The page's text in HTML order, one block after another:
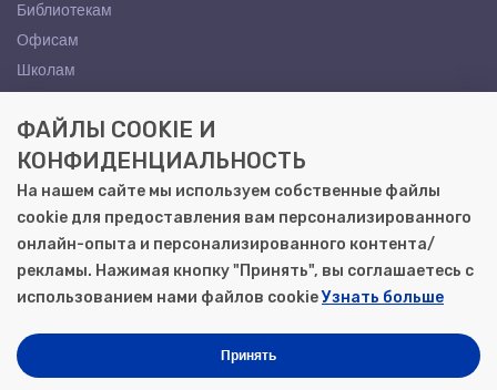
Библиотекам
Офисам
Школам
КОНТАКТЫ
Саратов, ул. Осипова, 10А
+7 (8452) 72-65-65
gemera@moya-kniga.ru
Моя книга | Сеть книжных магазинов в Саратове
ФАЙЛЫ COOKIE И
КОНФИДЕНЦИАЛЬНОСТЬ
На нашем сайте мы используем собственные файлы
cookie для предоставления вам персонализированного
онлайн-опыта и персонализированного контента/
рекламы. Нажимая кнопку "Принять", вы соглашаетесь с
использованием нами файлов cookieУзнать больше
Принять